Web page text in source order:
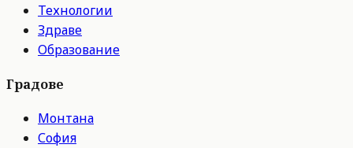
Технологии
Здраве
Образование
Градове
Монтана
София